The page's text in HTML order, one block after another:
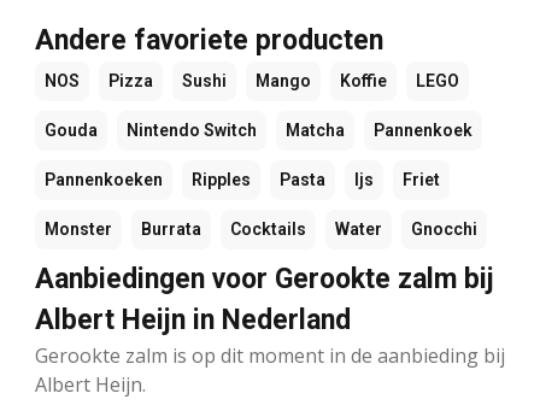
Andere favoriete producten
NOS Pizza Sushi Mango Koffie LEGO
Gouda Nintendo Switch Matcha Pannenkoek
Pannenkoeken Ripples Pasta Ijs Friet
Monster Burrata Cocktails Water Gnocchi
Aanbiedingen voor Gerookte zalm bij
Albert Heijn in Nederland
Gerookte zalm is op dit moment in de aanbieding bij
Albert Heijn.